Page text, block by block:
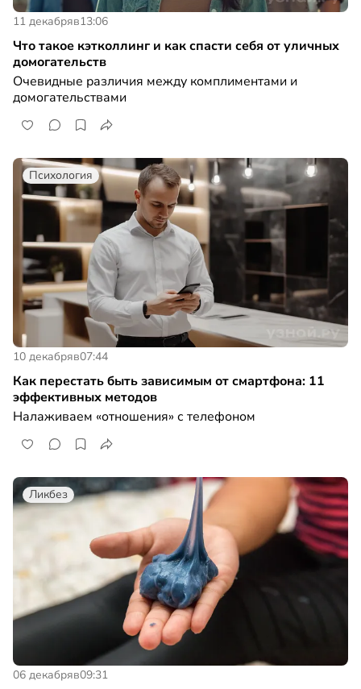
11 декабряв13:06
Что такое кэтколлинг и как спасти себя от уличных
домогательств
Очевидные различия между комплиментами и
домогательствами
Психология
10 декабряв07:44
Как перестать быть зависимым от смартфона: 11
эффективных методов
Налаживаем «отношения» с телефоном
Ликбез
06 декабряв09:31